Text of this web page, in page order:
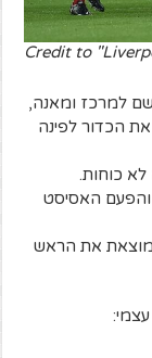
Credit to
למרכז ומאנה,
הכדור לפינה
לא כוחות.
והפעם האסיסט
מוצאת את הראש